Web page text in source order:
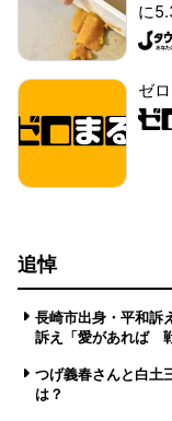
に
ゼ
追悼
長崎市出身・平和訴
訴え「愛があれば
つげ義春さんと白土
は？